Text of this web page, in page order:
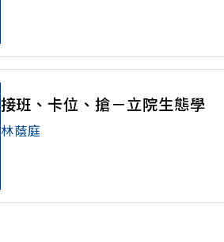
接班、卡位、搶－立院生態學
林蔭庭